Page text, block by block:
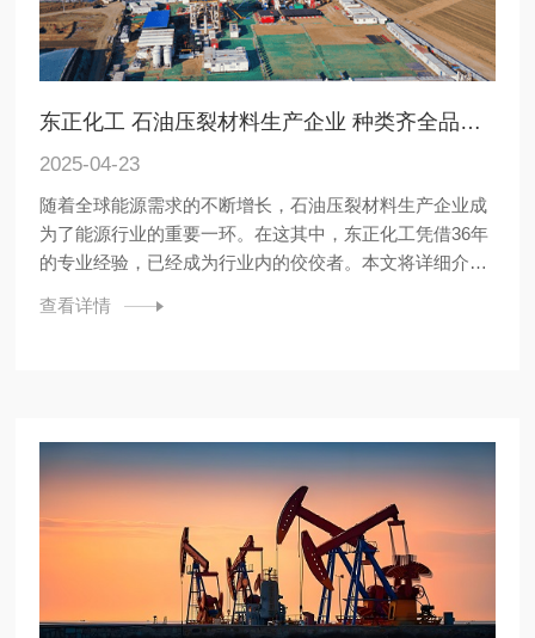
东正化工 石油压裂材料生产企业 种类齐全品质保障
2025-04-23
随着全球能源需求的不断增长，石油压裂材料生产企业成
为了能源行业的重要一环。在这其中，东正化工凭借36年
的专业经验，已经成为行业内的佼佼者。本文将详细介绍
工自成立以来，始终专注于油田化学品的生产，与全球上
查看详情